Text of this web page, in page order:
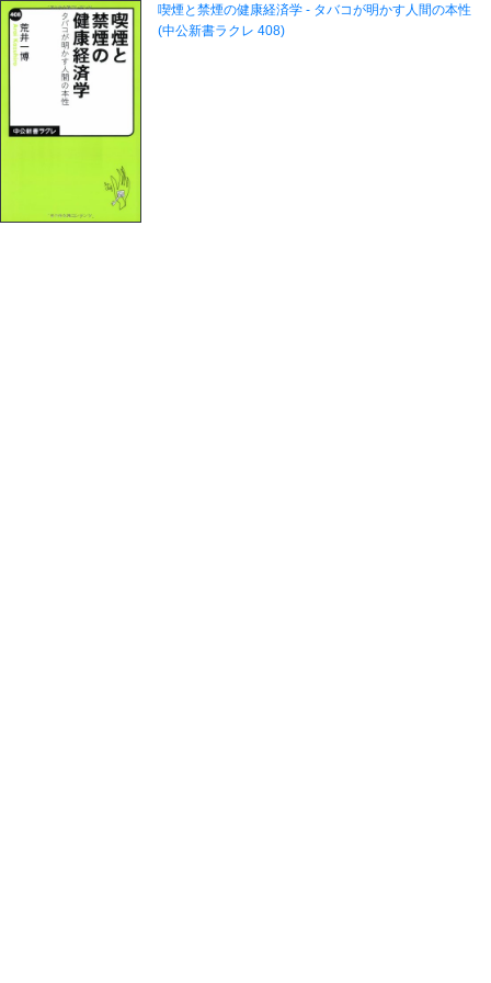
喫煙と禁煙の健康経済学 - タバコが明かす人間の本性
(中公新書ラクレ 408)